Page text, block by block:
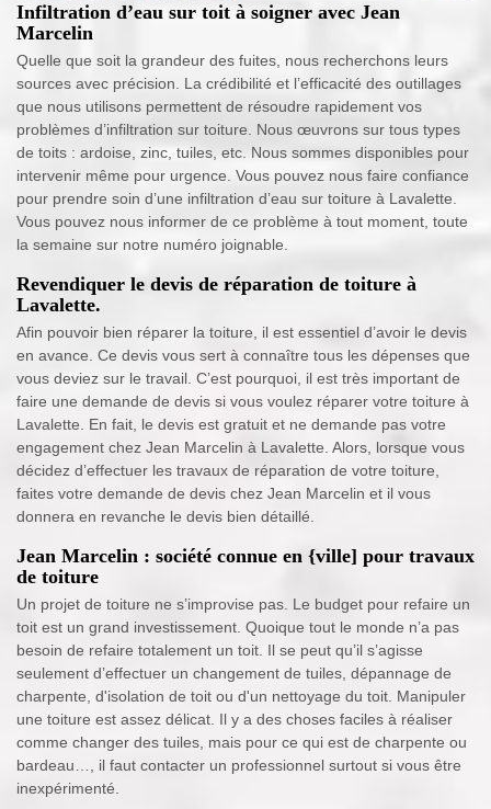
Infiltration d’eau sur toit à soigner avec Jean
Marcelin
Quelle que soit la grandeur des fuites, nous recherchons leurs
sources avec précision. La crédibilité et l’efficacité des outillages
que nous utilisons permettent de résoudre rapidement vos
problèmes d’infiltration sur toiture. Nous œuvrons sur tous types
de toits : ardoise, zinc, tuiles, etc. Nous sommes disponibles pour
intervenir même pour urgence. Vous pouvez nous faire confiance
pour prendre soin d’une infiltration d’eau sur toiture à Lavalette.
Vous pouvez nous informer de ce problème à tout moment, toute
la semaine sur notre numéro joignable.
Revendiquer le devis de réparation de toiture à
Lavalette.
Afin pouvoir bien réparer la toiture, il est essentiel d’avoir le devis
en avance. Ce devis vous sert à connaître tous les dépenses que
vous deviez sur le travail. C’est pourquoi, il est très important de
faire une demande de devis si vous voulez réparer votre toiture à
Lavalette. En fait, le devis est gratuit et ne demande pas votre
engagement chez Jean Marcelin à Lavalette. Alors, lorsque vous
décidez d’effectuer les travaux de réparation de votre toiture,
faites votre demande de devis chez Jean Marcelin et il vous
donnera en revanche le devis bien détaillé.
Jean Marcelin : société connue en {ville] pour travaux
de toiture
Un projet de toiture ne s’improvise pas. Le budget pour refaire un
toit est un grand investissement. Quoique tout le monde n’a pas
besoin de refaire totalement un toit. Il se peut qu’il s’agisse
seulement d’effectuer un changement de tuiles, dépannage de
charpente, d'isolation de toit ou d'un nettoyage du toit. Manipuler
une toiture est assez délicat. Il y a des choses faciles à réaliser
comme changer des tuiles, mais pour ce qui est de charpente ou
bardeau…, il faut contacter un professionnel surtout si vous être
inexpérimenté.